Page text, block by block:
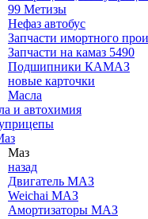
99 Метизы
Нефаз автобус
Запчасти имортного
Запчасти на камаз 5490
Подшипники КАМАЗ
новые карточки
Масла
и автохимия
Маз
назад
Двигатель МАЗ
Weichai МАЗ
Амортизаторы МАЗ